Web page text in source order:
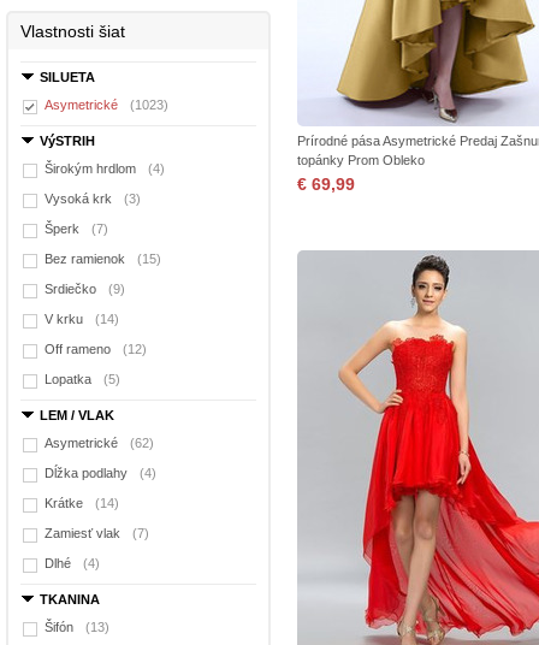
Vlastnosti šiat
SILUETA
Asymetrické
(1023)
VýSTRIH
Širokým hrdlom
(4)
Vysoká krk (3)
Šperk (7)
Bez ramienok (15)
Srdiečko (9)
V krku (14)
Off rameno (12)
Lopatka (5)
LEM / VLAK
Asymetrické
(62)
Dĺžka podlahy (4)
Krátke (14)
Zamiesť vlak (7)
Dlhé (4)
TKANINA
Šifón
(13)
Prírodné pása Asymetrické Predaj
topánky Prom Obleko
€ 69,99